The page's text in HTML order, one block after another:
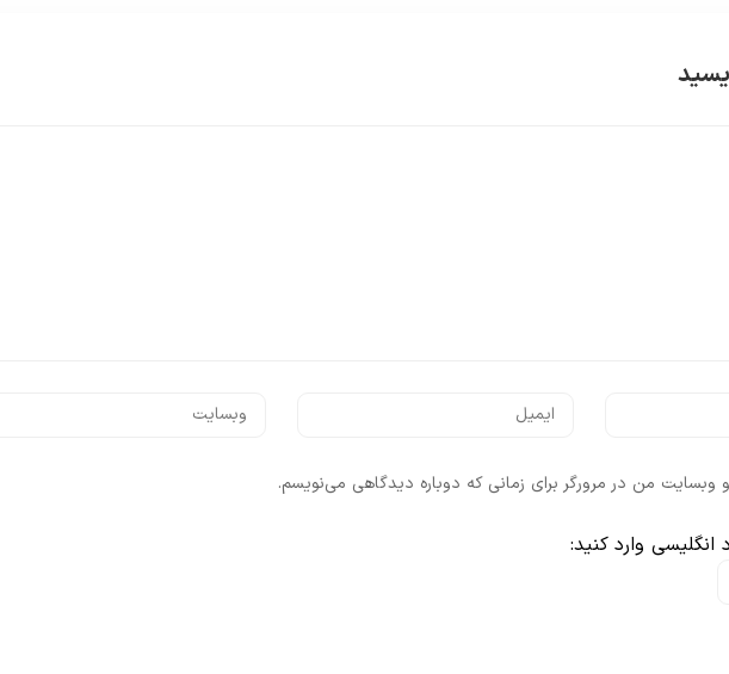
وبسایت من در مرورگر برای زمانی که دوباره دیدگاهی می‌نویسم.
وارد کنید: